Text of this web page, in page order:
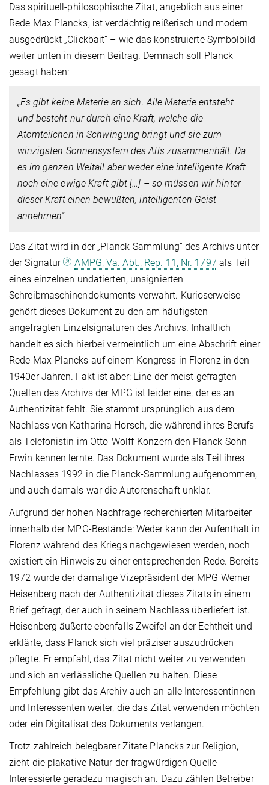
Das spirituell-philosophische Zitat, angeblich aus einer
Rede Max Plancks, ist verdächtig reißerisch und modern
ausgedrückt „Clickbait“ – wie das konstruierte Symbolbild
weiter unten in diesem Beitrag. Demnach soll Planck
gesagt haben:
„Es gibt keine Materie an sich. Alle Materie entsteht
und besteht nur durch eine Kraft, welche die
Atomteilchen in Schwingung bringt und sie zum
winzigsten Sonnensystem des Alls zusammenhält. Da
es im ganzen Weltall aber weder eine intelligente Kraft
noch eine ewige Kraft gibt […] – so müssen wir hinter
dieser Kraft einen bewußten, intelligenten Geist
annehmen“
Das Zitat wird in der „Planck-Sammlung“ des Archivs unter
der Signatur
AMPG, Va. Abt., Rep. 11, Nr. 1797 als Teil
eines einzelnen undatierten, unsignierten
Schreibmaschinendokuments verwahrt. Kurioserweise
gehört dieses Dokument zu den am häufigsten
angefragten Einzelsignaturen des Archivs. Inhaltlich
handelt es sich hierbei vermeintlich um eine Abschrift einer
Rede Max-Plancks auf einem Kongress in Florenz in den
1940er Jahren. Fakt ist aber: Eine der meist gefragten
Quellen des Archivs der MPG ist leider eine, der es an
Authentizität fehlt. Sie stammt ursprünglich aus dem
Nachlass von Katharina Horsch, die während ihres Berufs
als Telefonistin im Otto-Wolff-Konzern den Planck-Sohn
Erwin kennen lernte. Das Dokument wurde als Teil ihres
Nachlasses 1992 in die Planck-Sammlung aufgenommen,
und auch damals war die Autorenschaft unklar.
Aufgrund der hohen Nachfrage recherchierten Mitarbeiter
innerhalb der MPG-Bestände: Weder kann der Aufenthalt in
Florenz während des Kriegs nachgewiesen werden, noch
existiert ein Hinweis zu einer entsprechenden Rede. Bereits
1972 wurde der damalige Vizepräsident der MPG Werner
Heisenberg nach der Authentizität dieses Zitats in einem
Brief gefragt, der auch in seinem Nachlass überliefert ist.
Heisenberg äußerte ebenfalls Zweifel an der Echtheit und
erklärte, dass Planck sich viel präziser auszudrücken
pflegte. Er empfahl, das Zitat nicht weiter zu verwenden
und sich an verlässliche Quellen zu halten. Diese
Empfehlung gibt das Archiv auch an alle Interessentinnen
und Interessenten weiter, die das Zitat verwenden möchten
oder ein Digitalisat des Dokuments verlangen.
Trotz zahlreich belegbarer Zitate Plancks zur Religion,
zieht die plakative Natur der fragwürdigen Quelle
Interessierte geradezu magisch an. Dazu zählen Betreiber